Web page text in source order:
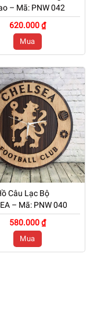
– Mã: PNW 042
620.000 ₫
Mua
Câu Lạc Bộ
– Mã: PNW 040
580.000 ₫
Mua